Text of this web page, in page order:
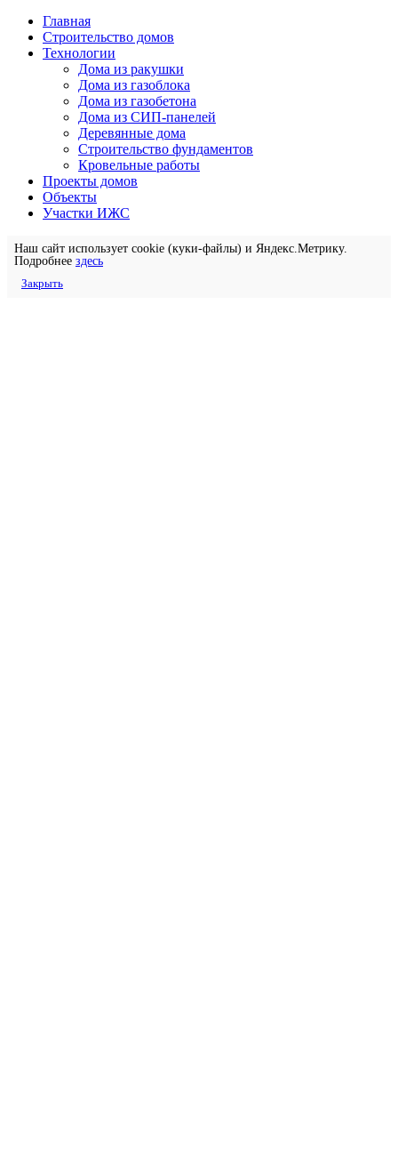
Главная
Строительство домов
Технологии
Дома из ракушки
Дома из газоблока
Дома из газобетона
Дома из СИП-панелей
Деревянные дома
Строительство фундаментов
Кровельные работы
Проекты домов
Объекты
Участки ИЖС
Наш сайт использует cookie (куки-файлы) и Яндекс.Метрику.
Подробнее здесь
Закрыть